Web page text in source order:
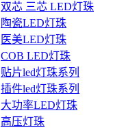
双芯 三芯 LED灯珠
陶瓷LED灯珠
医美LED灯珠
COB LED灯珠
贴片led灯珠系列
插件led灯珠系列
大功率LED灯珠
高压灯珠